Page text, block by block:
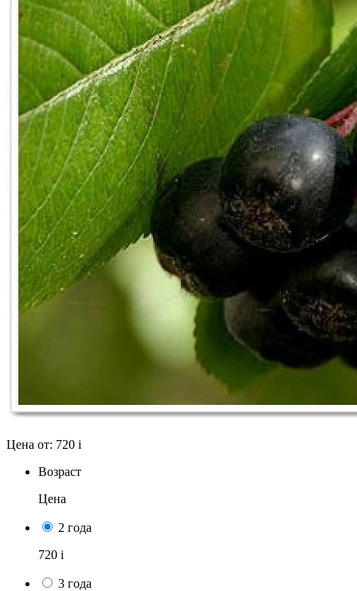
Цена от: 720 i
Возраст
Цена
2 года
720 i
3 года